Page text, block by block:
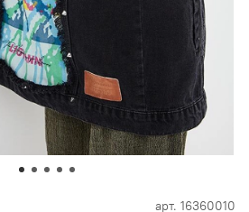
арт. 16360010